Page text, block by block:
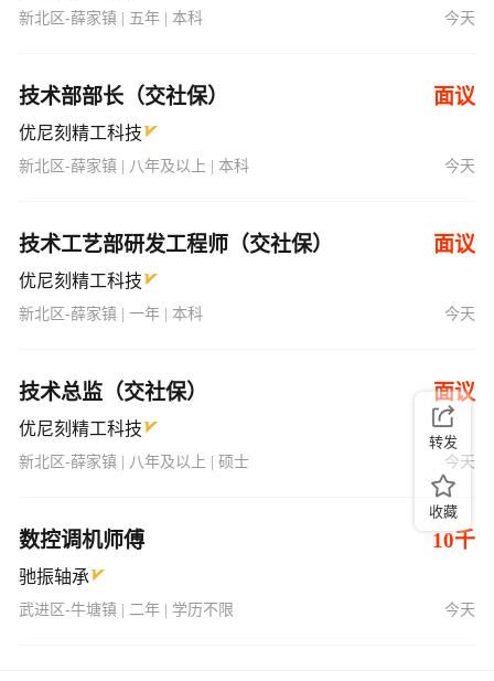
新北区-薛家镇 | 五年 | 本科 今天
技术部部长（交社保） 面议
优尼刻精工科技
新北区-薛家镇 | 八年及以上 | 本科 今天
技术工艺部研发工程师（交社保） 面议
优尼刻精工科技
新北区-薛家镇 | 一年 | 本科 今天
技术总监（交社保） 面议
优尼刻精工科技
新北区-薛家镇 | 八年及以上 | 硕士 今天
数控调机师傅 10千
驰振轴承
武进区-牛塘镇 | 二年 | 学历不限 今天
转发
收藏